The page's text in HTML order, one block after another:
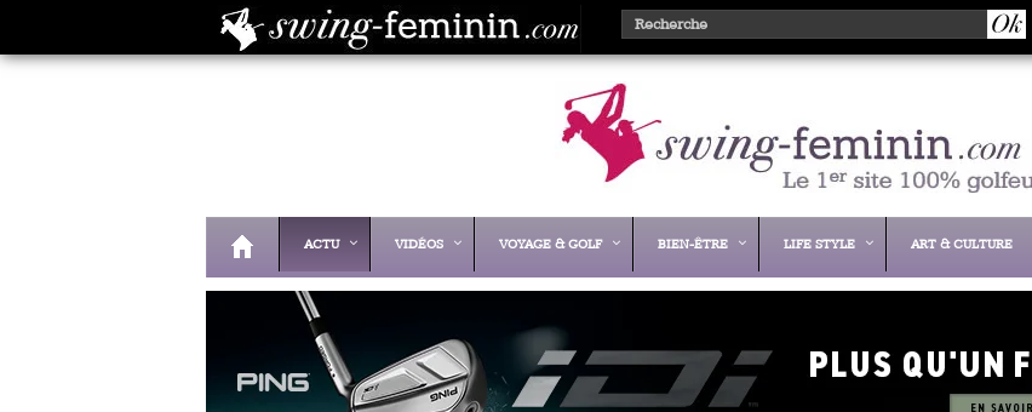
ACTU VIDÉOS VOYAGE & GOLF BIEN-ÊTRE LIFE STYLE ART & CULTURE